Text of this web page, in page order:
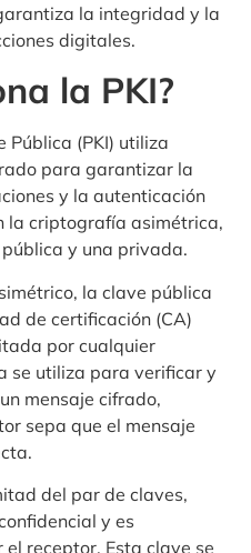
la integridad y la
digitales.
la PKI?
Pública (PKI) utiliza
para garantizar la
y la autenticación
la criptografía asimétrica,
y una privada.
la clave pública
de certificación (CA)
por cualquier
se utiliza para verificar y
mensaje cifrado,
sepa que el mensaje
del par de claves,
y es
receptor. Esta clave se